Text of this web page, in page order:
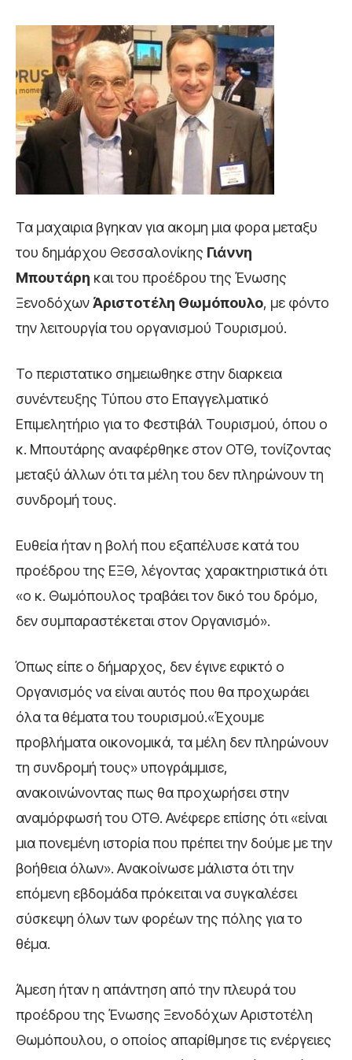
Τα μαχαιρια βγηκαν για ακομη μια φορα μεταξυ
του δημάρχου Θεσσαλονίκης Γιάννη
Μπουτάρη και του προέδρου της Ένωσης
ΞενοδόχωνΆριστοτέλη Θωμόπουλο, με φόντο
την λειτουργία του οργανισμού Τουρισμού.
Το περιστατικο σημειωθηκε στην διαρκεια
συνέντευξης Τύπου στο Επαγγελματικό
Επιμελητήριο για το Φεστιβάλ Τουρισμού, όπου ο
κ. Μπουτάρης αναφέρθηκε στον ΟΤΘ, τονίζοντας
μεταξύ άλλων ότι τα μέλη του δεν πληρώνουν τη
συνδρομή τους.
Ευθεία ήταν η βολή που εξαπέλυσε κατά του
προέδρου της ΕΞΘ, λέγοντας χαρακτηριστικά ότι
«ο κ. Θωμόπουλος τραβάει τον δικό του δρόμο,
δεν συμπαραστέκεται στον Οργανισμό».
Όπως είπε ο δήμαρχος, δεν έγινε εφικτό ο
Οργανισμός να είναι αυτός που θα προχωράει
όλα τα θέματα του τουρισμού.«Έχουμε
προβλήματα οικονομικά, τα μέλη δεν πληρώνουν
τη συνδρομή τους» υπογράμμισε,
ανακοινώνοντας πως θα προχωρήσει στην
αναμόρφωσή του ΟΤΘ. Ανέφερε επίσης ότι «είναι
μια πονεμένη ιστορία που πρέπει την δούμε με την
βοήθεια όλων». Ανακοίνωσε μάλιστα ότι την
επόμενη εβδομάδα πρόκειται να συγκαλέσει
σύσκεψη όλων των φορέων της πόλης για το
θέμα.
Άμεση ήταν η απάντηση από την πλευρά του
προέδρου της Ένωσης Ξενοδόχων Αριστοτέλη
Θωμόπουλου, ο οποίος απαρίθμησε τις ενέργειες